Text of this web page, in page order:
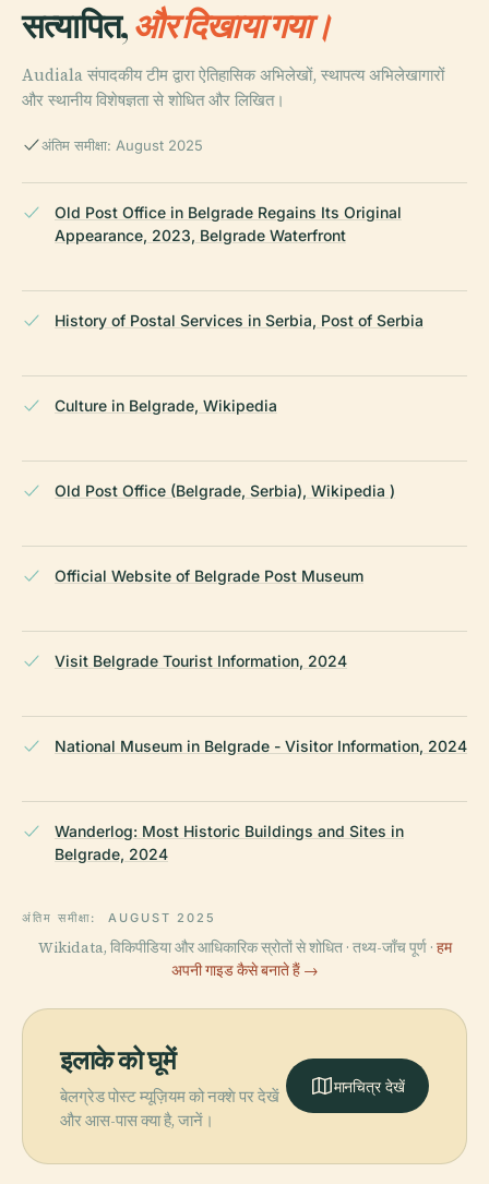
सत्यापित,और दिखाया गया।
Audiala संपादकीय टीम द्वारा ऐतिहासिक अभिलेखों, स्थापत्य अभिलेखागारों
और स्थानीय विशेषज्ञता से शोधित और लिखित।
अंतिम समीक्षा: August 2025
Old Post Office in Belgrade Regains Its Original
Appearance, 2023, Belgrade Waterfront
History of Postal Services in Serbia, Post of Serbia
Culture in Belgrade, Wikipedia
Old Post Office (Belgrade, Serbia), Wikipedia )
Official Website of Belgrade Post Museum
Visit Belgrade Tourist Information, 2024
National Museum in Belgrade - Visitor Information, 2024
Wanderlog: Most Historic Buildings and Sites in
Belgrade, 2024
अंतिम समीक्षा: AUGUST 2025
Wikidata, विकिपीडिया और आधिकारिक स्रोतों से शोधित · तथ्य-जाँच पूर्ण · हम
अपनी गाइड कैसे बनाते हैं →
इलाके को घूमें
बेलग्रेड पोस्ट म्यूज़ियम को नक्शे पर देखें
और आस-पास क्या है, जानें।
मानचित्र देखें